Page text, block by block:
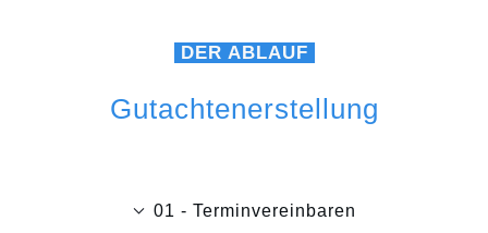
DER ABLAUF
Gutachtenerstellung
01 - Terminvereinbaren